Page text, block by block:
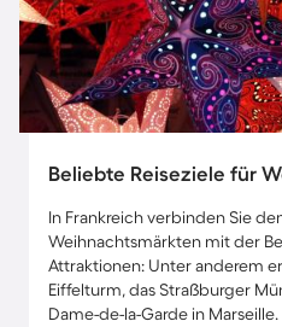
Beliebte Reiseziele für
In Frankreich verbinden Sie
Weihnachtsmärkten mit der
Attraktionen: Unter anderem
Eiffelturm, das Straßburger
Dame-de-la-Garde in Marseille.